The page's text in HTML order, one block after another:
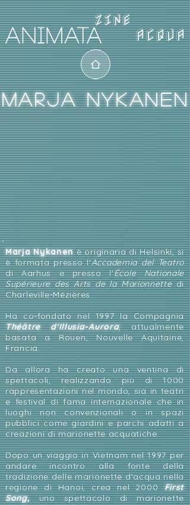
ACQUA
MARJA NYKANEN
Marja Nykanenè originaria di Helsinki, si
è formata presso l'Accademia del Teatro
di Aarhus e presso l'École Nationale
Supérieure des Arts de la Marionnettedi
Charleville-Mézières.
Ha co-fondato nel 1997 la Compagnia
Théâtre d'Illusia-Aurora, attualmente
basata a Rouen, Nouvelle Aquitaine,
Francia.
Da allora ha creato una ventina di
spettacoli, realizzando più di 1000
rappresentazioni nel mondo, sia in teatri
e festival di fama internazionale che in
luoghi non convenzionali o in spazi
pubblici come giardini e parchi adatti a
creazioni di marionette acquatiche.
Dopo un viaggio in Vietnam nel 1997 per
andare incontro alla fonte della
tradizione delle marionette d'acqua nella
regione di Hanoi, crea nel 2000First
Song,uno spettacolo di marionette